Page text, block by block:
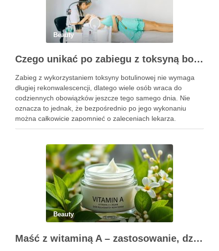
Beauty
Czego unikać po zabiegu z toksyną botulinową?
Zabieg z wykorzystaniem toksyny botulinowej nie wymaga
długiej rekonwalescencji, dlatego wiele osób wraca do
codziennych obowiązków jeszcze tego samego dnia. Nie
oznacza to jednak, że bezpośrednio po jego wykonaniu
można całkowicie zapomnieć o zaleceniach lekarza.
Pierwsze godziny i dni po zabiegu mają znaczenie dla
Beauty
Maść z witaminą A – zastosowanie, działanie i bezpieczeństwo stosowania